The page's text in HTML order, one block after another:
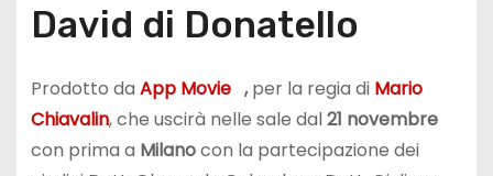
David di Donatello
Prodotto da App Movie ,per la regia di Mario
Chiavalin, che uscirà nelle sale dal21 novembre
con prima a Milanocon la partecipazione dei